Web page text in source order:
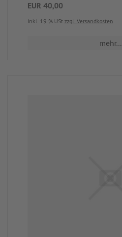
EUR 40,00
inkl. 19 % USt zzgl. Versandkosten
mehr...